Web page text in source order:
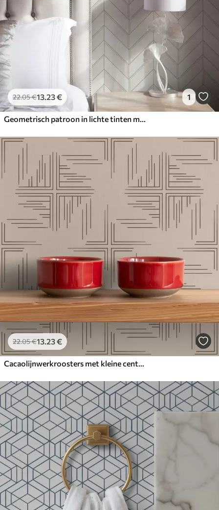
22.05€13.23€ 1
Geometrisch patroon in lichte tinten met lijnen
22.05€13.23€
Cacaolijnwerkroosters met kleine centrale kruisjes, beige